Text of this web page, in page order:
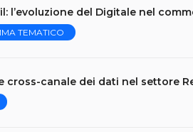
l’evoluzione del Digitale nel
TEMATICO
cross-canale dei dati nel settore